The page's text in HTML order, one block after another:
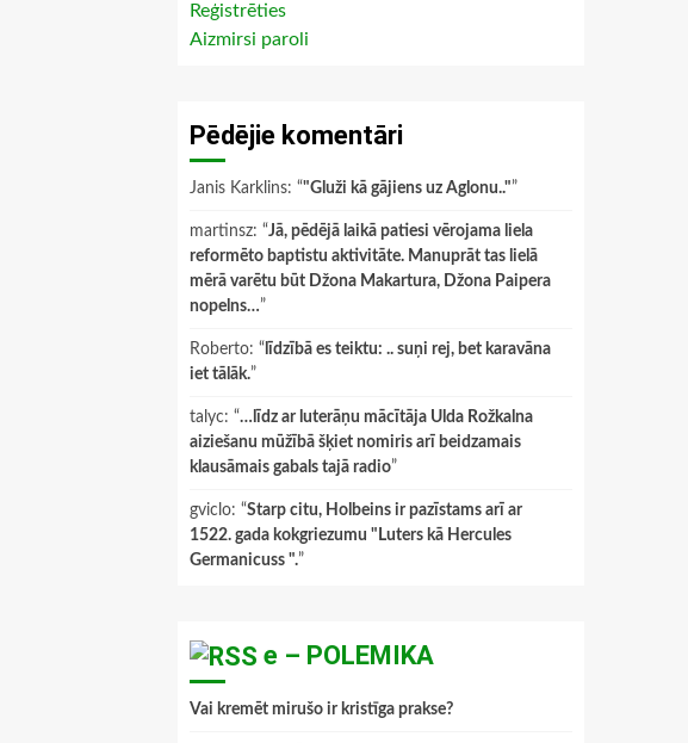
Reģistrēties
Aizmirsi paroli
Pēdējie komentāri
Janis Karklins: “"Gluži kā gājiens uz Aglonu.."”
martinsz: “Jā, pēdējā laikā patiesi vērojama liela
reformēto baptistu aktivitāte. Manuprāt tas lielā
mērā varētu būt Džona Makartura, Džona Paipera
nopelns…”
Roberto: “ līdzībā es teiktu: .. suņi rej, bet karavāna
iet tālāk.”
talyc: “…līdz ar luterāņu mācītāja Ulda Rožkalna
aiziešanu mūžībā šķiet nomiris arī beidzamais
klausāmais gabals tajā radio”
gviclo: “Starp citu, Holbeins ir pazīstams arī ar
1522. gada kokgriezumu "Luters kā Hercules
Germanicuss ".”
e – POLEMIKA
Vai kremēt mirušo ir kristīga prakse?